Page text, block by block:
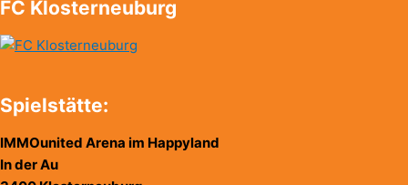
FC Klosterneuburg
Spielstätte:
IMMOunited Arena im Happyland
In der Au